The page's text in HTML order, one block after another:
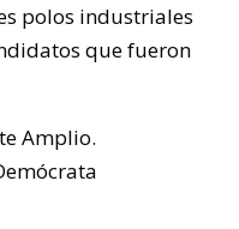
polos industriales
que fueron
Amplio.